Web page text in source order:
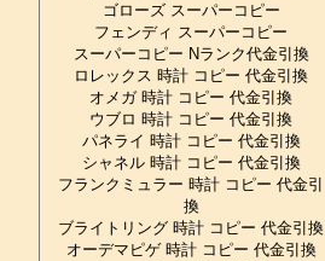
ゴローズ スーパーコピー
フェンディ スーパーコピー
スーパーコピー Nランク代金引換
ロレックス 時計 コピー 代金引換
オメガ 時計 コピー 代金引換
ウブロ 時計 コピー 代金引換
パネライ 時計 コピー 代金引換
シャネル 時計 コピー 代金引換
フランクミュラー 時計 コピー 代金引
換
ブライトリング 時計 コピー 代金引換
オーデマピゲ 時計 コピー 代金引換